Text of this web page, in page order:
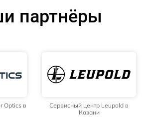
партнёры
Optics в
Сервисный центр Leupold в
Казани